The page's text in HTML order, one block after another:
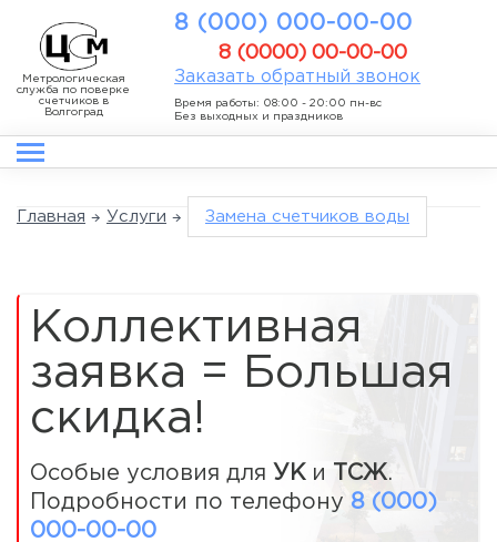
Метрологическая
служба по поверке
счетчиков в
Волгоград
8 (000) 000-00-00
8 (0000) 00-00-00
Заказать обратный звонок
Время работы: 08:00 - 20:00 пн-вс
Без выходных и праздников
Главная Услуги Замена счетчиков воды
Коллективная
заявка = Большая
скидка!
Особые условия для УК и ТСЖ.
Подробности по телефону 8 (000)
000-00-00